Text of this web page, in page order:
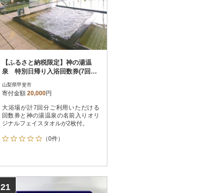
【ふるさと納税限定】神の湯温
泉 特別日帰り入浴回数券(7回分)
山梨県甲斐市
寄付金額 20,000円
大浴場が計7回分ご利用いただける
回数券と神の湯温泉の名前入りオリ
ジナルフェイスタオルが2枚付。
（0件）
21